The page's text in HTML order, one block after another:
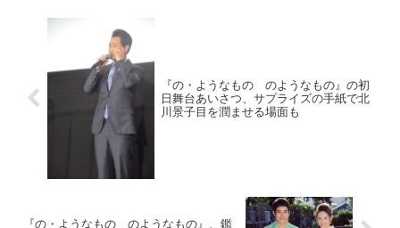
『の・ようなもの のようなもの』の初
日舞台あいさつ、サプライズの手紙で北
川景子目を潤ませる場面も
『の・ようなもの のようなもの』、鑑